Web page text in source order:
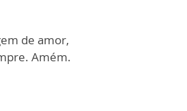
de amor,
Amém.